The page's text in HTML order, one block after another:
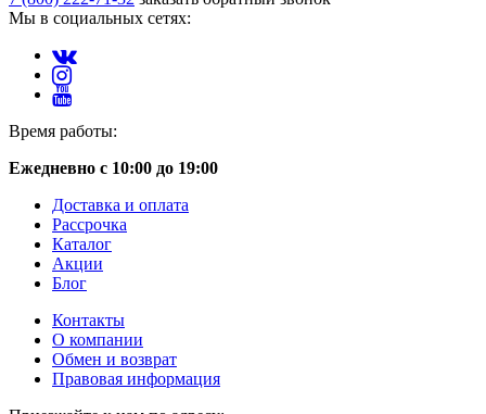
Мы в социальных сетях:
Время работы:
Ежедневно с 10:00 до 19:00
Доставка и оплата
Рассрочка
Каталог
Акции
Блог
Контакты
О компании
Обмен и возврат
Правовая информация